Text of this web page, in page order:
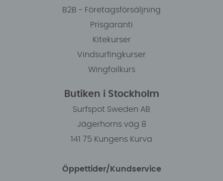
B2B - Företagsförsäljning
Prisgaranti
Kitekurser
Vindsurfingkurser
Wingfoilkurs
Butiken i Stockholm
Surfspot Sweden AB
Jägerhorns väg 8
141 75 Kungens Kurva
Öppettider/Kundservice